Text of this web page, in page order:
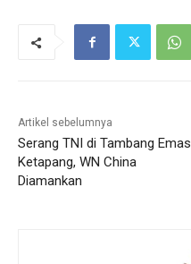
Artikel sebelumnya
Serang TNI di Tambang Emas
Ketapang, WN China
Diamankan